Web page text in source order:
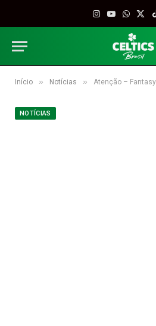
Instagram
YouTube
X
Início » Notícias » Atenção – Fantasy
NOTÍCIAS